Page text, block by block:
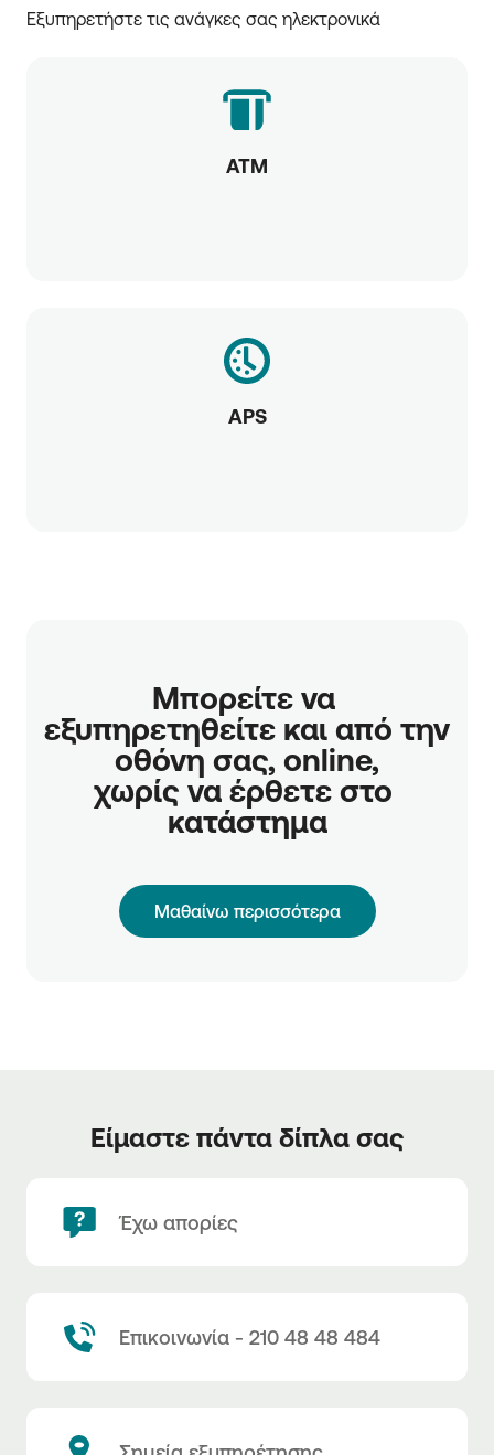
Εξυπηρετήστε τις ανάγκες σας ηλεκτρονικά
ATM
APS
Μπορείτε να
εξυπηρετηθείτε και από την
οθόνη σας, online,
χωρίς να έρθετε στο
κατάστημα
Μαθαίνω περισσότερα
Είμαστε πάντα δίπλα σας
Έχω απορίες
Επικοινωνία - 210 48 48 484